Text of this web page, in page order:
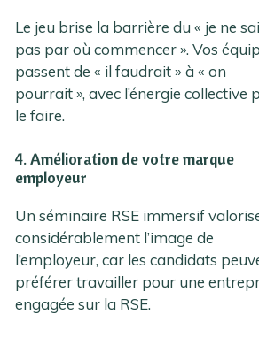
Le jeu brise la barrière du « je ne
pas par où commencer ». Vos
passent de « il faudrait » à « on
pourrait », avec l’énergie collective
le faire.
4. Amélioration de votre marque
employeur
Un séminaire RSE immersif
considérablement l’image de
l’employeur, car les candidats
préférer travailler pour une
engagée sur la RSE.